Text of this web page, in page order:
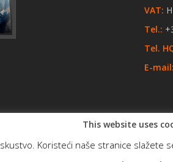
VAT:
Tel.:
Tel.
E-mail:
This website uses
Koristeći naše stranice slažete